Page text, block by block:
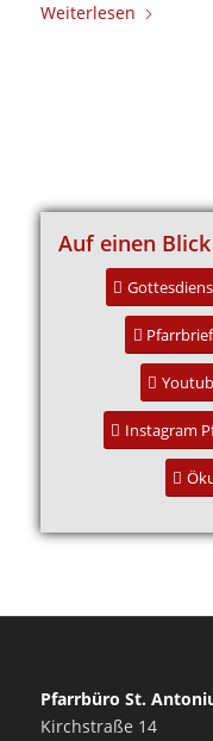
Weiterlesen
Auf einen Blick
Pfarrbrief
Instagram
Pfarrbüro St.
Kirchstraße 14